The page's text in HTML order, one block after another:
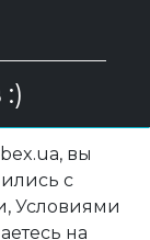
вы
с
Условиями
на